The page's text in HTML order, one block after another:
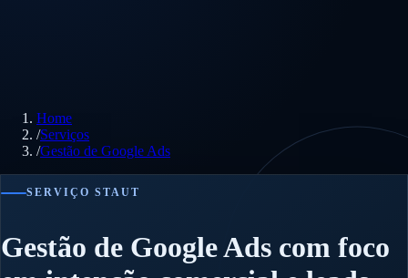
Home
/Serviços
/Gestão de Google Ads
SERVIÇO STAUT
Gestão de Google Ads com foco